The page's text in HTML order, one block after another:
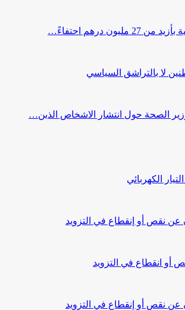
درهم احتفاءً…
لا بالتراشق السياسي
الصحة حول انتشار الاشخاص الذين…
الكهربائي
نقص أو إنقطاع في التزويد
أو انقطاع في التزويد
نقص أو إنقطاع في التزويد